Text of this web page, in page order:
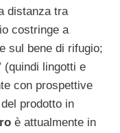
distanza tra
costringe a
sul bene di rifugio;
(quindi lingotti e
con prospettive
prodotto in
è attualmente in